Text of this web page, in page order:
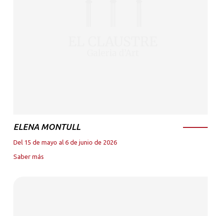
ELENA MONTULL
Del 15 de mayo al 6 de junio de 2026
Saber más